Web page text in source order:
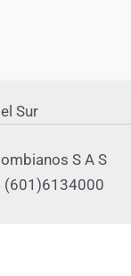
Sur
S A S
(601)6134000